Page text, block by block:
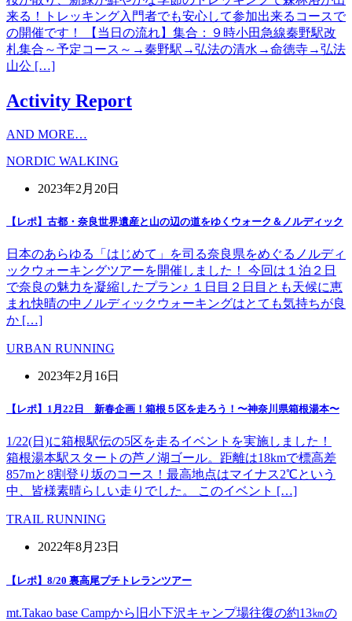
来る！トレッキング入門者でも安心して参加出来るコースで
の開催です！ 【当日の流れ】集合：９時小田急線秦野駅改
札集合～予定コース～→秦野駅→弘法の清水→命徳寺→弘法
山公 […]
Activity Report
AND MORE…
NORDIC WALKING
2023年2月20日
【レポ】古都・奈良世界遺産と山の辺の道をゆくウォーク＆ノルディック
日本のあらゆる「はじめて」を司る奈良県をめぐるノルディ
ックウォーキングツアーを開催しました！ 今回は１泊２日
で奈良の魅力を凝縮したプラン♪ １日目２日目とも天候に恵
まれ快晴の中ノルディックウォーキングはとても気持ちが良
か […]
URBAN RUNNING
2023年2月16日
【レポ】1月22日 新春企画！箱根５区を走ろう！〜神奈川県箱根湯本〜
1/22(日)に箱根駅伝の5区を走るイベントを実施しました！
箱根湯本駅スタートの芦ノ湖ゴール。距離は18kmで標高差
857mと8割登り坂のコース！最高地点はマイナス2℃という
中、皆様素晴らしい走りでした。 このイベント […]
TRAIL RUNNING
2022年8月23日
【レポ】8/20 裏高尾プチトレランツアー
mt.Takao base Campから旧小下沢キャンプ場往復の約13㎞の